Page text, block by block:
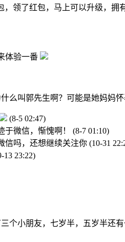
，领了红包，马上可以升级，拥
体验一番
么叫郭先生啊？可能是她妈妈
(8-5 02:47)
于微信，惭愧啊！ (8-7 01:10)
信吗，还想继续关注你 (10-31
13 23:22)
个小朋友，七岁半，五岁半还